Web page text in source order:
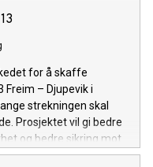
for å skaffe
Freim – Djupevik i
strekningen skal
Prosjektet vil gi bedre
og bedre sikring mot